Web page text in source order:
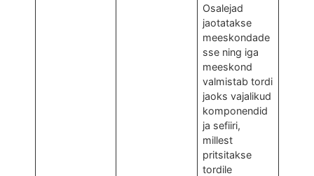
Osalejad
jaotatakse
meeskondade
sse ning iga
meeskond
valmistab tordi
jaoks vajalikud
komponendid
ja sefiiri,
millest
pritsitakse
tordile